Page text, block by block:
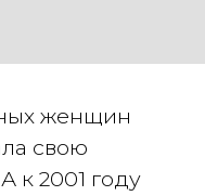
женщин
свою
к 2001 году